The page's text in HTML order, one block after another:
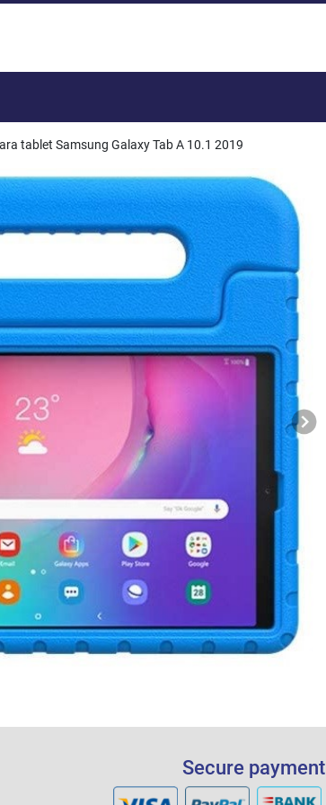
tablet Samsung Galaxy Tab A 10.1 2019
Secure payment